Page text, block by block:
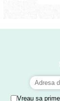
Vreau sa